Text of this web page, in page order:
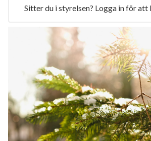
Sitter du i styrelsen? Logga in för att